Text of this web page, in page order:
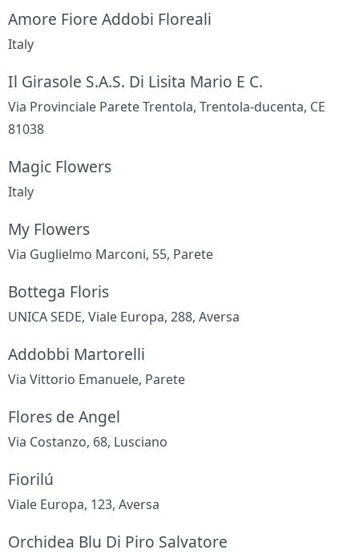
Amore Fiore Addobi Floreali
Italy
Il Girasole S.A.S. Di Lisita Mario E C.
Via Provinciale Parete Trentola, Trentola-ducenta, CE
81038
Magic Flowers
Italy
My Flowers
Via Guglielmo Marconi, 55, Parete
Bottega Floris
UNICA SEDE, Viale Europa, 288, Aversa
Addobbi Martorelli
Via Vittorio Emanuele, Parete
Flores de Angel
Via Costanzo, 68, Lusciano
Fiorilú
Viale Europa, 123, Aversa
Orchidea Blu Di Piro Salvatore